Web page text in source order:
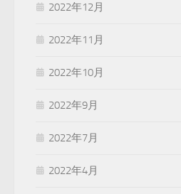
2022年12月
2022年11月
2022年10月
2022年9月
2022年7月
2022年4月